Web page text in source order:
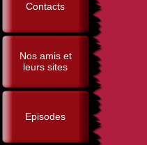
Contacts
Nos amis et
leurs sites
Episodes